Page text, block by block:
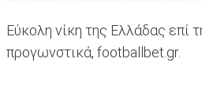
Εύκολη νίκη της Ελλάδας επί
προγωνστικά, footballbet.gr.